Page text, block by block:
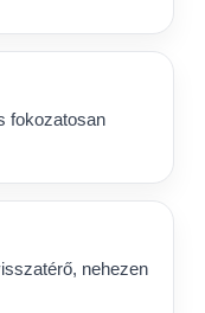
fokozatosan
nehezen